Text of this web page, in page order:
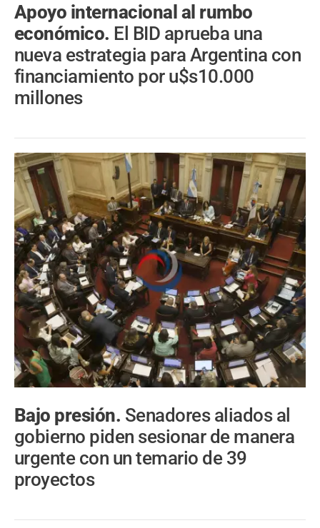
Apoyo internacional al rumbo
económico. El BID aprueba una
nueva estrategia para Argentina con
financiamiento por u$s10.000
millones
Bajo presión. Senadores aliados al
gobierno piden sesionar de manera
urgente con un temario de 39
proyectos